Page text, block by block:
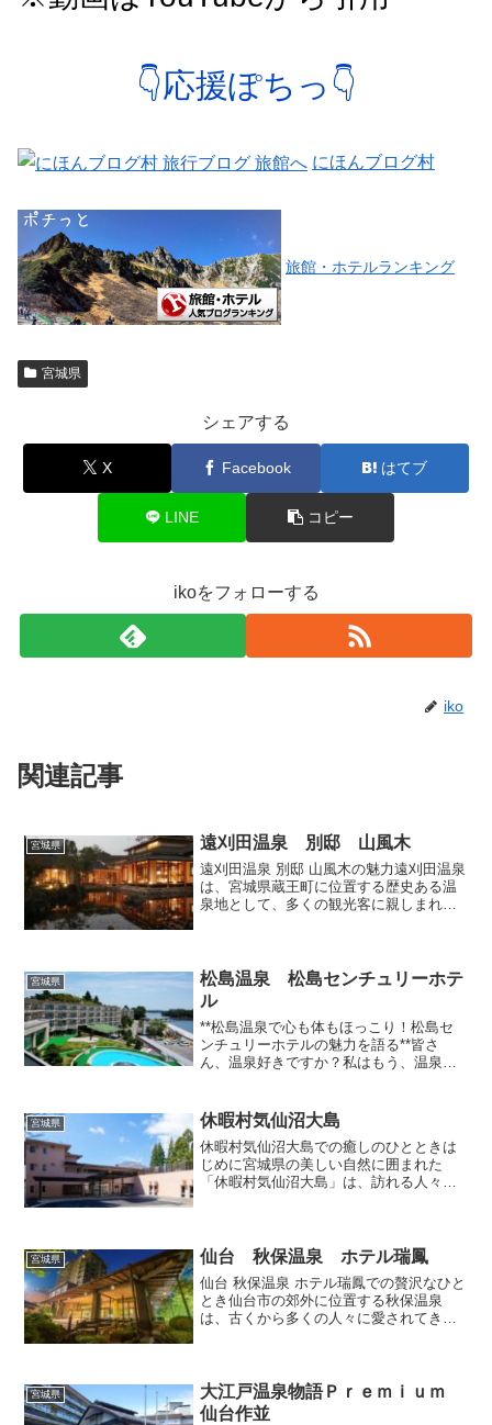
👇応援ぽちっ👇
にほんブログ村
旅館・ホテルランキング
宮城県
シェアする
X Facebook はてブ
LINE コピー
ikoをフォローする
iko
関連記事
宮城県 遠刈田温泉 別邸 山風木
遠刈田温泉 別邸 山風木の魅力遠刈田温泉
は、宮城県蔵王町に位置する歴史ある温
泉地として、多くの観光客に親しまれて
で、訪れる人々に心地...
宮城県
松島温泉 松島センチュリーホテ
ル
**松島温泉で心も体もほっこり！松島セ
ンチュリーホテルの魅力を語る**皆さ
ん、温泉好きですか？私はもう、温泉が
にある「松島温泉 松島センチュリーホテ
ル」。名前からしてち...
宮城県 休暇村気仙沼大島
休暇村気仙沼大島での癒しのひとときは
じめに宮城県の美しい自然に囲まれた
「休暇村気仙沼大島」は、訪れる人々に
ことができます。今回は、休...
宮城県 仙台 秋保温泉 ホテル瑞鳳
仙台 秋保温泉 ホテル瑞鳳での贅沢なひと
とき仙台市の郊外に位置する秋保温泉
は、古くから多くの人々に愛されてきた
なホテル瑞鳳での滞在に...
宮城県
大江戸温泉物語Ｐｒｅｍｉｕｍ
仙台作並